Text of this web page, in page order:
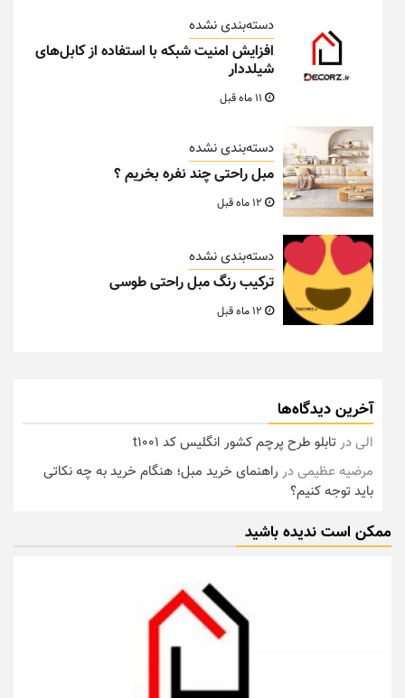
دسته‌بندی نشده
افزایش امنیت شبکه با استفاده از کابل‌های
شیلددار
دسته‌بندی نشده
مبل راحتی چند نفره بخریم ؟
دسته‌بندی نشده
ترکیب رنگ مبل راحتی طوسی
آخرین دیدگاه‌ها
الیدرتابلو طرح پرچم کشور انگلیس کد t1001
مرضیه عظیمیدر راهنمای خرید مبل؛ هنگام خرید به چه نکاتی
باید توجه کنیم؟
ممکن است ندیده باشید